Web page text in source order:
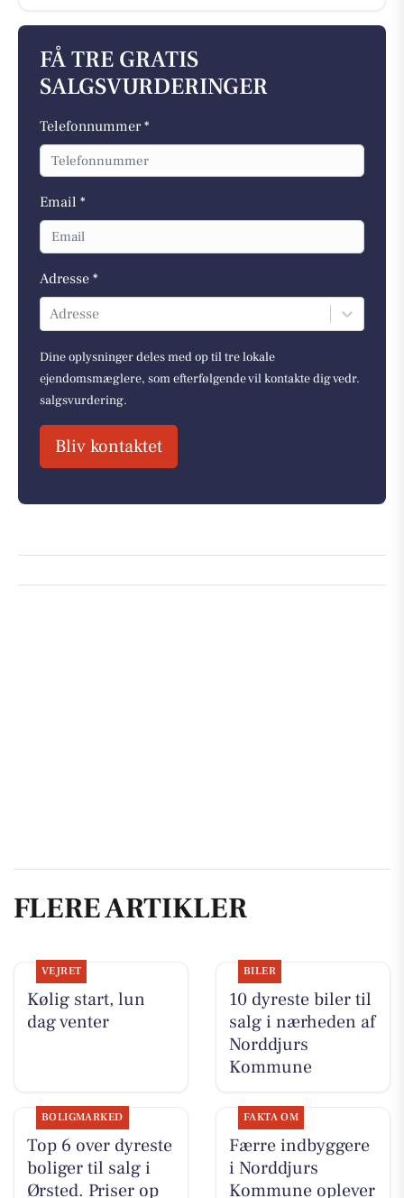
FÅ TRE GRATIS
SALGSVURDERINGER
Telefonnummer *
Email *
Adresse *
Adresse
Dine oplysninger deles med op til tre lokale
ejendomsmæglere, som efterfølgende vil kontakte dig vedr.
salgsvurdering.
Bliv kontaktet
FLERE ARTIKLER
VEJRET
Kølig start, lun
dag venter
BILER
10 dyreste biler til
salg i nærheden af
Norddjurs
Kommune
BOLIGMARKED
Top 6 over dyreste
boliger til salg i
Ørsted. Priser op
FAKTA OM
Færre indbyggere
i Norddjurs
Kommune oplever